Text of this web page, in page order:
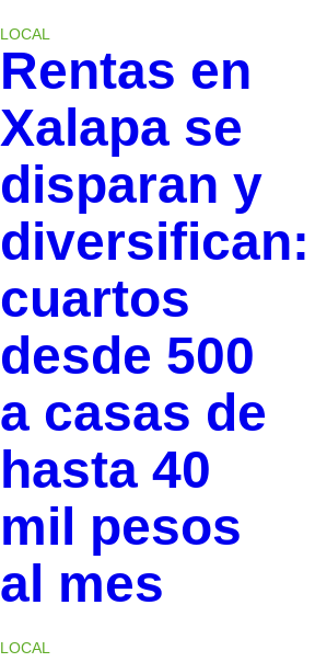
LOCAL
Rentas en
Xalapa se
disparan y
diversifican:
cuartos
desde 500
a casas de
hasta 40
mil pesos
al mes
LOCAL